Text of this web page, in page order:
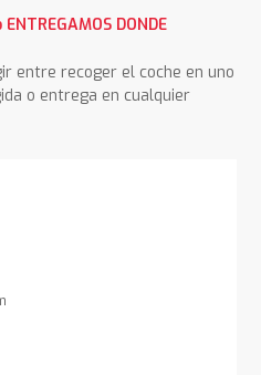
DONDE
entre recoger el coche en uno
o entrega en cualquier